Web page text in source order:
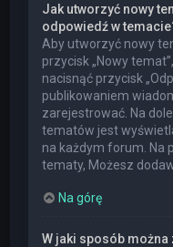
Jak utworzyć nowy
odpowiedź w
Aby utworzyć nowy
przycisk „Nowy
nacisnąć przycisk
publikowaniem
zarejestrować. Na
tematów jest
na każdym forum. Na
tematy, Możesz
Na górę
W jaki sposób